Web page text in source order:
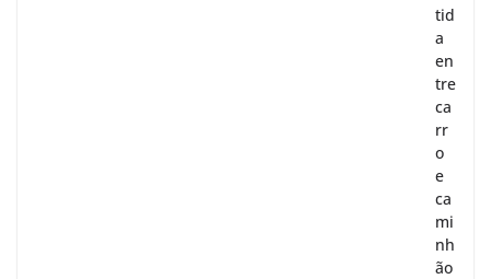
tid
a
en
tre
ca
rr
o
e
ca
mi
nh
ão